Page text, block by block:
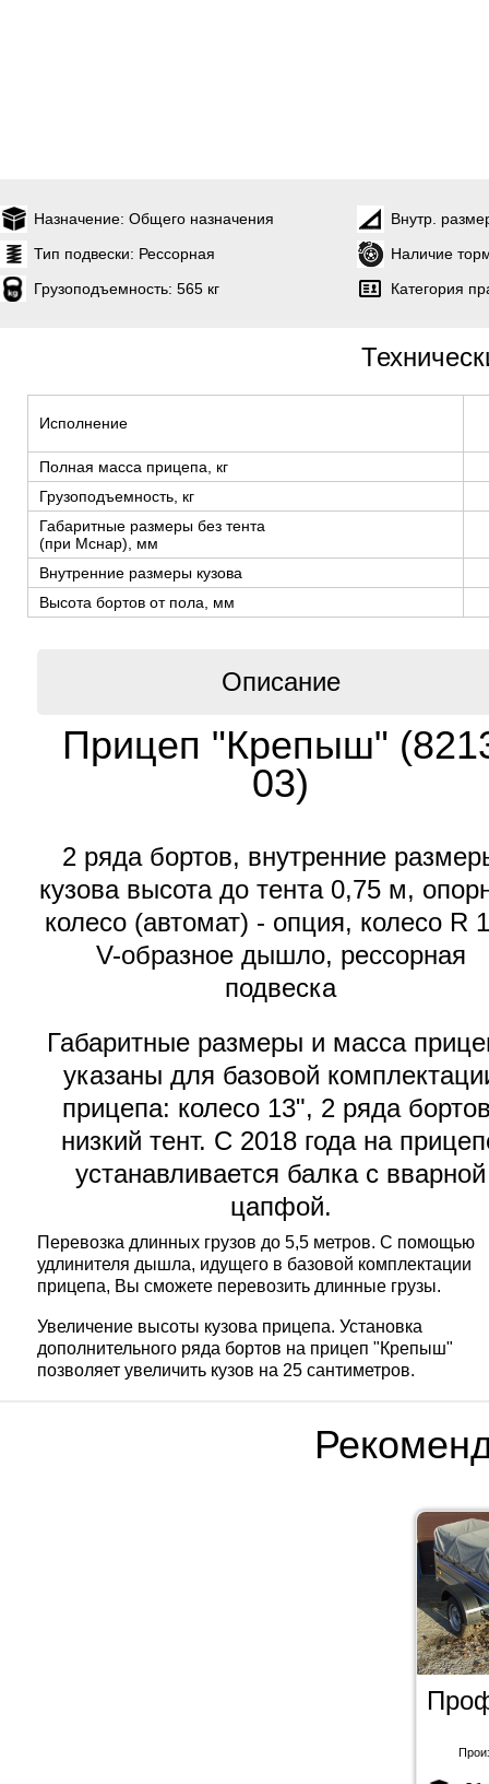
Назначение: Общего назначения
Внутр.
Тип подвески: Рессорная
Наличие
Грузоподъемность: 565 кг Категория
Исполнение
Полная масса прицепа, кг
Грузоподъемность, кг
Габаритные размеры без тента
(при Мснар), мм
Внутренние размеры кузова
Высота бортов от пола, мм
Описание
Прицеп "Крепыш"
03)
2 ряда бортов, внутренние
кузова высота до тента 0,75 м,
колесо (автомат) - опция, колесо R
V-образное дышло, рессорная
подвеска
Габаритные размеры и масса
указаны для базовой
прицепа: колесо 13", 2 ряда
низкий тент. С 2018 года на
устанавливается балка с вварной
цапфой.
Перевозка длинных грузов до 5,5 метров. С помощью
удлинителя дышла, идущего в базовой комплектации
прицепа, Вы сможете перевозить длинные грузы.
Увеличение высоты кузова прицепа. Установка
дополнительного ряда бортов на прицеп "Крепыш"
позволяет увеличить кузов на 25 сантиметров.